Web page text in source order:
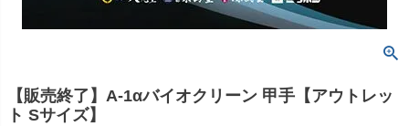
【販売終了】A-1αバイオクリーン 甲手【アウトレッ
ト Sサイズ】